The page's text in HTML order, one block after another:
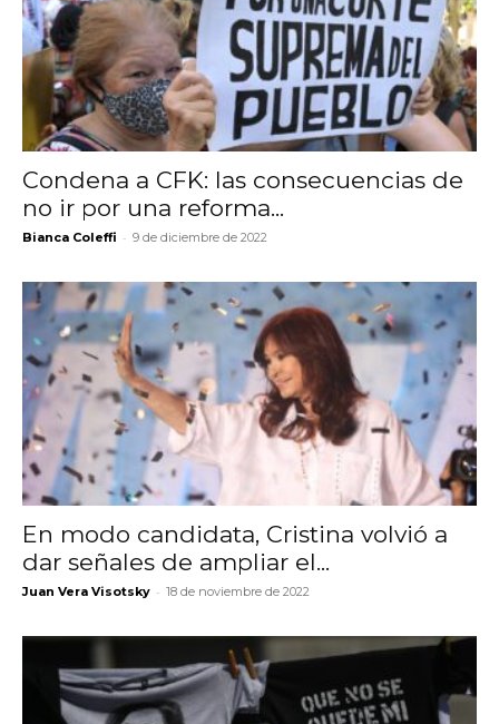
Condena a CFK: las consecuencias de
no ir por una reforma...
Bianca Coleffi - 9 de diciembre de 2022
En modo candidata, Cristina volvió a
dar señales de ampliar el...
Juan Vera Visotsky - 18 de noviembre de 2022